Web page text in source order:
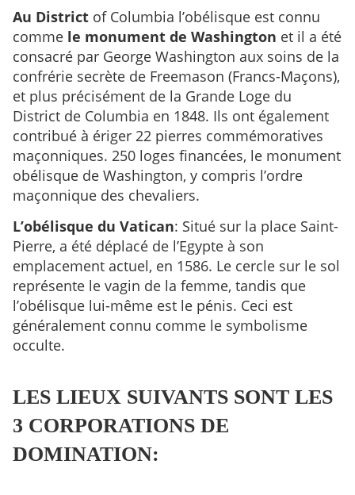
Au District of Columbia l’obélisque est connu
comme le monument de Washington et il a été
consacré par George Washington aux soins de la
confrérie secrète de Freemason (Francs-Maçons),
et plus précisément de la Grande Loge du
District de Columbia en 1848. Ils ont également
contribué à ériger 22 pierres commémoratives
maçonniques. 250 loges financées, le monument
obélisque de Washington, y compris l’ordre
maçonnique des chevaliers.
L’obélisque du Vatican: Situé sur la place Saint-
Pierre, a été déplacé de l’Egypte à son
emplacement actuel, en 1586. Le cercle sur le sol
représente le vagin de la femme, tandis que
l’obélisque lui-même est le pénis. Ceci est
généralement connu comme le symbolisme
occulte.
LES LIEUX SUIVANTS SONT LES
3 CORPORATIONS DE
DOMINATION: